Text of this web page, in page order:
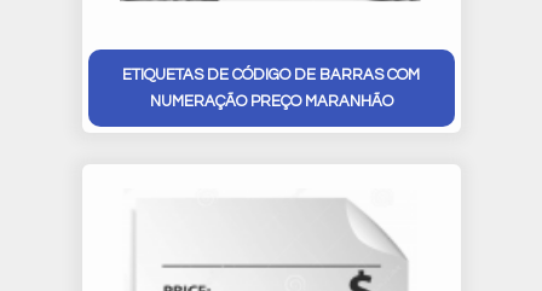
ETIQUETAS DE CÓDIGO DE BARRAS COM
NUMERAÇÃO PREÇO MARANHÃO